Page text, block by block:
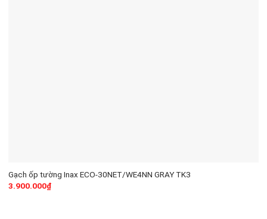
Gạch ốp tường Inax ECO-30NET/WE4NN GRAY TK3
3.900.000₫